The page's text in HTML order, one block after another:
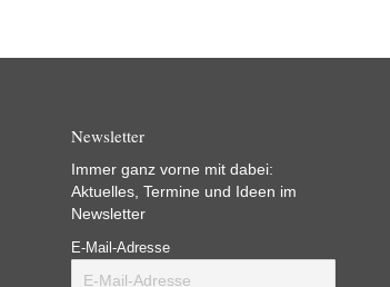
Newsletter
Immer ganz vorne mit dabei:
Aktuelles, Termine und Ideen im
Newsletter
E-Mail-Adresse